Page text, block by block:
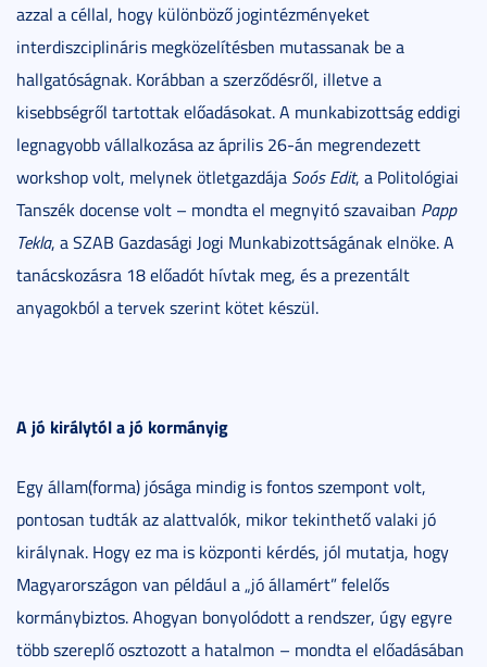
azzal a céllal, hogy különböző jogintézményeket
interdiszciplináris megközelítésben mutassanak be a
hallgatóságnak. Korábban a szerződésről, illetve a
kisebbségről tartottak előadásokat. A munkabizottság eddigi
legnagyobb vállalkozása az április 26-án megrendezett
workshop volt, melynek ötletgazdája Soós Edit, a Politológiai
Tanszék docense volt – mondta el megnyitó szavaiban Papp
Tekla, a SZAB Gazdasági Jogi Munkabizottságának elnöke. A
tanácskozásra 18 előadót hívtak meg, és a prezentált
anyagokból a tervek szerint kötet készül.
A jó királytól a jó kormányig
Egy állam(forma) jósága mindig is fontos szempont volt,
pontosan tudták az alattvalók, mikor tekinthető valaki jó
királynak. Hogy ez ma is központi kérdés, jól mutatja, hogy
Magyarországon van például a „jó államért” felelős
kormánybiztos. Ahogyan bonyolódott a rendszer, úgy egyre
több szereplő osztozott a hatalmon – mondta el előadásában